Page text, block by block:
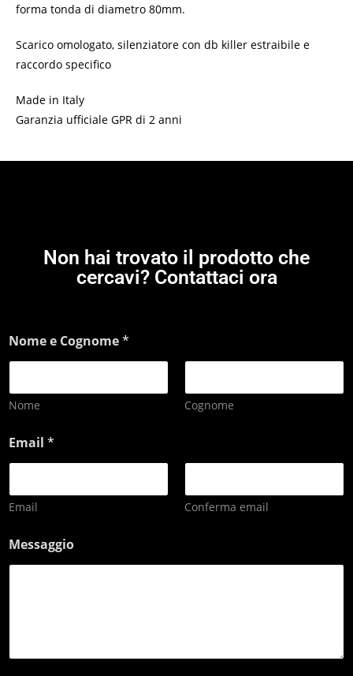
forma tonda di diametro 80mm.
Scarico omologato, silenziatore con db killer estraibile e
raccordo specifico
Made in Italy
Garanzia ufficiale GPR di 2 anni
Non hai trovato il prodotto che
cercavi? Contattaci ora
Nome e Cognome*
Nome Cognome
Email *
Email Conferma email
Messaggio